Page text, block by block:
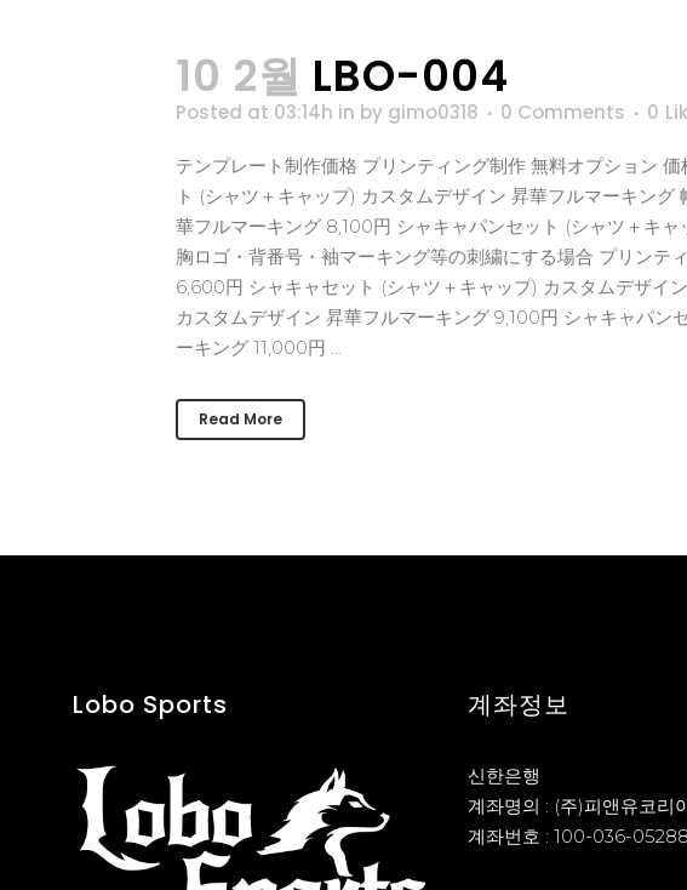
10 2월 LBO-004
Posted at 03:14h in by gimo0318 0 Comments 0
テンプレート制作価格 プリンティング制作 無料オプション
ト (シャツ＋キャップ) カスタムデザイン 昇華フルマーキン
華フルマーキング 8,100円 シャキャパンセット (シャツ＋キ
胸ロゴ・背番号・袖マーキング等の刺繍にする場合 プリン
6,600円 シャキャセット (シャツ＋キャップ) カスタムデザイ
カスタムデザイン 昇華フルマーキング 9,100円 シャキャパ
ーキング 11,000円 ...
Read More
Lobo Sports 계좌정보
신한은행
계좌명의 : (주)피앤유코리
계좌번호 : 100-036-